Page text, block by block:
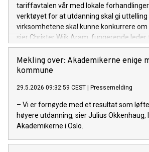
tariffavtalen vår med lokale
verktøyet for at utdanning skal gi
virksomhetene skal kunne konkurrere
sier Christer Wiik Aram, fungerende
stat.
Mekling over: Akademikerne enige
kommune
29.5.2026 09:32:59 CEST Pressemelding
– Vi er fornøyde med et resultat som
høyere utdanning, sier Julius Okkenhaug,
Akademikerne i Oslo.